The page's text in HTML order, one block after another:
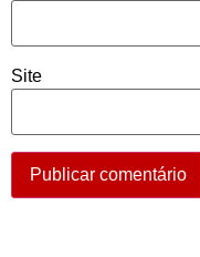
Site